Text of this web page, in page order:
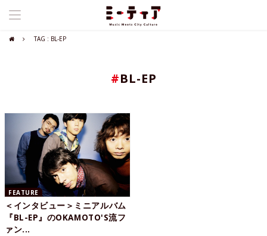
TAG : BL-EP
#BL-EP
FEATURE
＜インタビュー＞ミニアルバム
『BL-EP』のOKAMOTO'S流フ
ァン...